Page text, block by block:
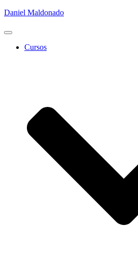
Daniel Maldonado
Cambiar
Cursos